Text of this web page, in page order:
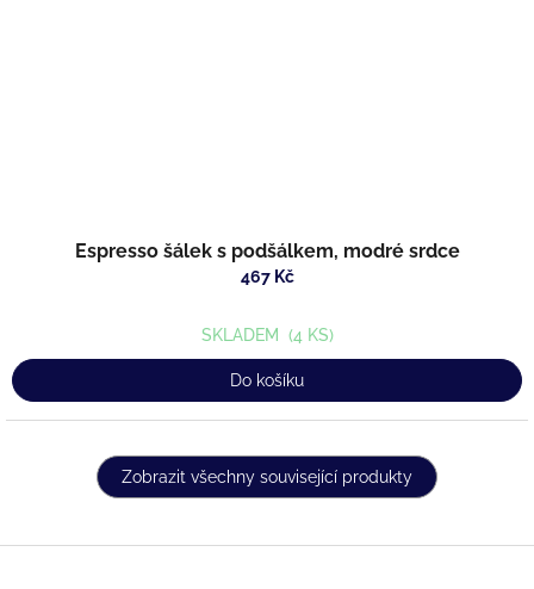
Espresso šálek s podšálkem, modré srdce
467 Kč
SKLADEM (4 KS)
Do košíku
Zobrazit všechny související produkty